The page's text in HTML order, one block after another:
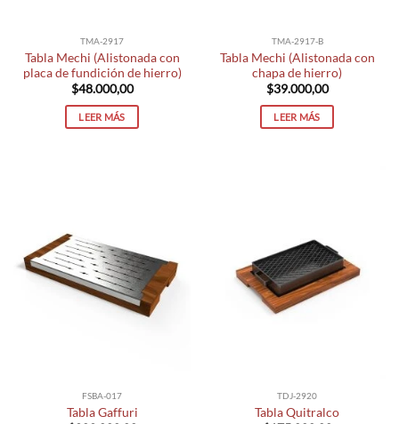
TMA-2917
Tabla Mechi (Alistonada con
placa de fundición de hierro)
$48.000,00
LEER MÁS
TMA-2917-B
Tabla Mechi (Alistonada con
chapa de hierro)
$39.000,00
LEER MÁS
FSBA-017
Tabla Gaffuri
TDJ-2920
Tabla Quitralco